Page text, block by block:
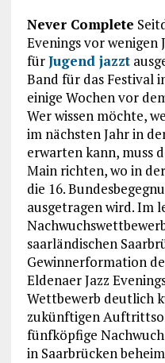
Never Complete
Evenings vor wenigen
fürJugend jazzt
Band für das Festival
einige Wochen vor
Wer wissen möchte,
im nächsten Jahr in
erwarten kann, muss
Main richten, wo in
die 16.
ausgetragen wird. Im
saarländischen
Gewinnerformation
Eldenaer Jazz
Wettbewerb deutlich
zukünftigen
fünfköpfige
in Saarbrücken